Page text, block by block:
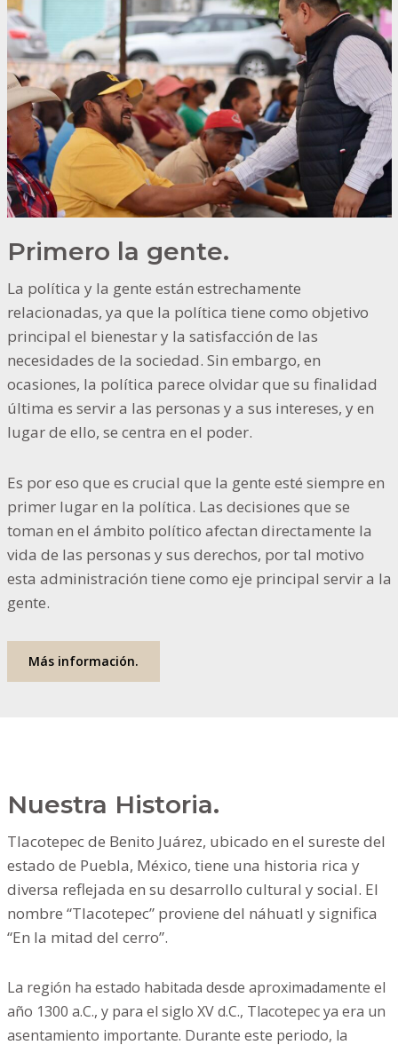
Primero la gente.
La política y la gente están estrechamente
relacionadas, ya que la política tiene como objetivo
principal el bienestar y la satisfacción de las
necesidades de la sociedad. Sin embargo, en
ocasiones, la política parece olvidar que su finalidad
última es servir a las personas y a sus intereses, y en
lugar de ello, se centra en el poder.
Es por eso que es crucial que la gente esté siempre en
primer lugar en la política. Las decisiones que se
toman en el ámbito político afectan directamente la
vida de las personas y sus derechos, por tal motivo
esta administración tiene como eje principal servir a la
gente.
Más información.
Nuestra Historia.
Tlacotepec de Benito Juárez, ubicado en el sureste del
estado de Puebla, México, tiene una historia rica y
diversa reflejada en su desarrollo cultural y social. El
nombre “Tlacotepec” proviene del náhuatl y significa
“En la mitad del cerro”.
La región ha estado habitada desde aproximadamente el
año 1300 a.C., y para el siglo XV d.C., Tlacotepec ya era un
asentamiento importante. Durante este periodo, la